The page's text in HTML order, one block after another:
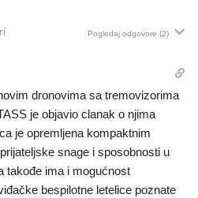
Pogledaj odgovore (2)
dronovima sa tremovizorima
je objavio clanak o njima
je opremljena kompaktnim
snage i sposobnosti u
takođe ima i mogućnost
bespilotne letelice poznate